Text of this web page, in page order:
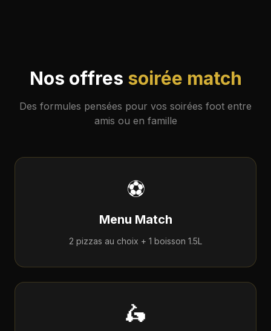
Nos offres soirée match
Des formules pensées pour vos soirées foot entre
amis ou en famille
⚽
Menu Match
2 pizzas au choix + 1 boisson 1.5L
🛵